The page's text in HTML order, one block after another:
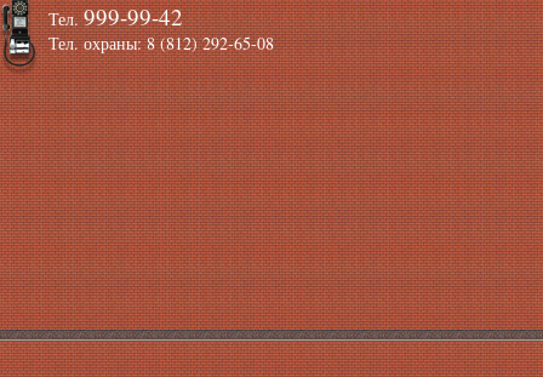
Тел.999-99-42
Тел. охраны: 8 (812) 292-65-08